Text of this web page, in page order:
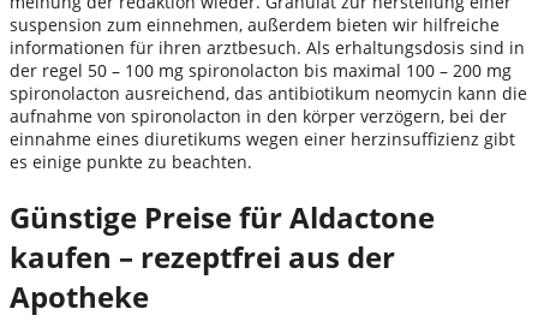
suspension zum einnehmen, außerdem bieten wir hilfreiche
informationen für ihren arztbesuch. Als erhaltungsdosis sind in
der regel 50 – 100 mg spironolacton bis maximal 100 – 200 mg
spironolacton ausreichend, das antibiotikum neomycin kann die
aufnahme von spironolacton in den körper verzögern, bei der
einnahme eines diuretikums wegen einer herzinsuffizienz gibt
es einige punkte zu beachten.
Günstige Preise für Aldactone
kaufen – rezeptfrei aus der
Apotheke